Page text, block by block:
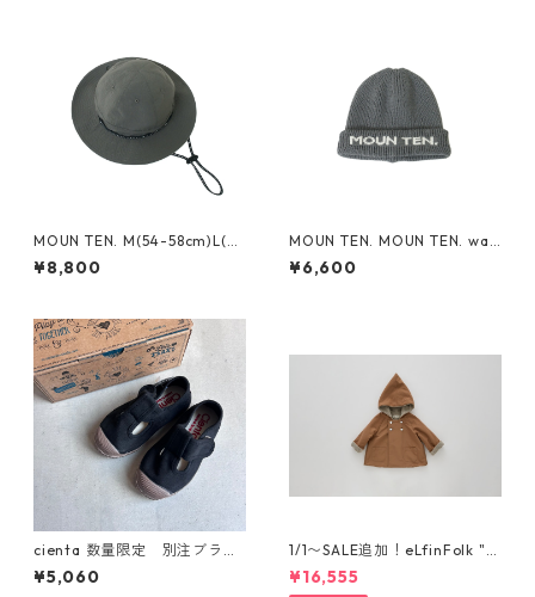
MOUN TEN. M(54-58cm)L(~6
0cm) reversible adventure
hat (re-nylon) [MA78-1957
¥8,800
MOUN TEN. MOUN TEN. wat
ch cap [MA74-1958a]
¥6,600
cienta 数量限定 別注ブラウ
ンソール Tストラップ シュー
ズ Negro
¥5,060
1/1〜SALE追加！eLfinFolk "el
f coat" (milky brown) 110 12
0 130
¥16,555